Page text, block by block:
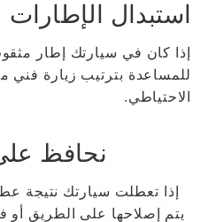
استبدال الإطارات
إذا كان في سيارتك إطار
للمساعدة بترتيب زيارة فني
الاحتياطي.
نحافظ
إذا تعطلت سيارتك نتيجة
يتم إصلاحها على الطريق أو